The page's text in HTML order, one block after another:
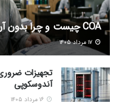
COA چیست و چرا بدون آن نباید ماده شیمیایی خرید؟
تجهیزات
آندوسکوپی